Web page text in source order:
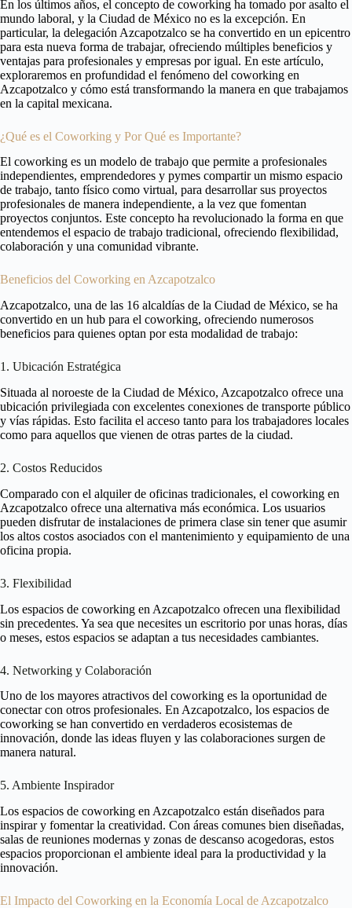
En los últimos años, el concepto de coworking ha tomado por asalto el
mundo laboral, y la Ciudad de México no es la excepción. En
particular, la delegación Azcapotzalco se ha convertido en un epicentro
para esta nueva forma de trabajar, ofreciendo múltiples beneficios y
ventajas para profesionales y empresas por igual. En este artículo,
exploraremos en profundidad el fenómeno del coworking en
Azcapotzalco y cómo está transformando la manera en que trabajamos
en la capital mexicana.
¿Qué es el Coworking y Por Qué es Importante?
El coworking es un modelo de trabajo que permite a profesionales
independientes, emprendedores y pymes compartir un mismo espacio
de trabajo, tanto físico como virtual, para desarrollar sus proyectos
profesionales de manera independiente, a la vez que fomentan
proyectos conjuntos. Este concepto ha revolucionado la forma en que
entendemos el espacio de trabajo tradicional, ofreciendo flexibilidad,
colaboración y una comunidad vibrante.
Beneficios del Coworking en Azcapotzalco
Azcapotzalco, una de las 16 alcaldías de la Ciudad de México, se ha
convertido en un hub para el coworking, ofreciendo numerosos
beneficios para quienes optan por esta modalidad de trabajo:
1. Ubicación Estratégica
Situada al noroeste de la Ciudad de México, Azcapotzalco ofrece una
ubicación privilegiada con excelentes conexiones de transporte público
y vías rápidas. Esto facilita el acceso tanto para los trabajadores locales
como para aquellos que vienen de otras partes de la ciudad.
2. Costos Reducidos
Comparado con el alquiler de oficinas tradicionales, el coworking en
Azcapotzalco ofrece una alternativa más económica. Los usuarios
pueden disfrutar de instalaciones de primera clase sin tener que asumir
los altos costos asociados con el mantenimiento y equipamiento de una
oficina propia.
3. Flexibilidad
Los espacios de coworking en Azcapotzalco ofrecen una flexibilidad
sin precedentes. Ya sea que necesites un escritorio por unas horas, días
o meses, estos espacios se adaptan a tus necesidades cambiantes.
4. Networking y Colaboración
Uno de los mayores atractivos del coworking es la oportunidad de
conectar con otros profesionales. En Azcapotzalco, los espacios de
coworking se han convertido en verdaderos ecosistemas de
innovación, donde las ideas fluyen y las colaboraciones surgen de
manera natural.
5. Ambiente Inspirador
Los espacios de coworking en Azcapotzalco están diseñados para
inspirar y fomentar la creatividad. Con áreas comunes bien diseñadas,
salas de reuniones modernas y zonas de descanso acogedoras, estos
espacios proporcionan el ambiente ideal para la productividad y la
innovación.
El Impacto del Coworking en la Economía Local de Azcapotzalco